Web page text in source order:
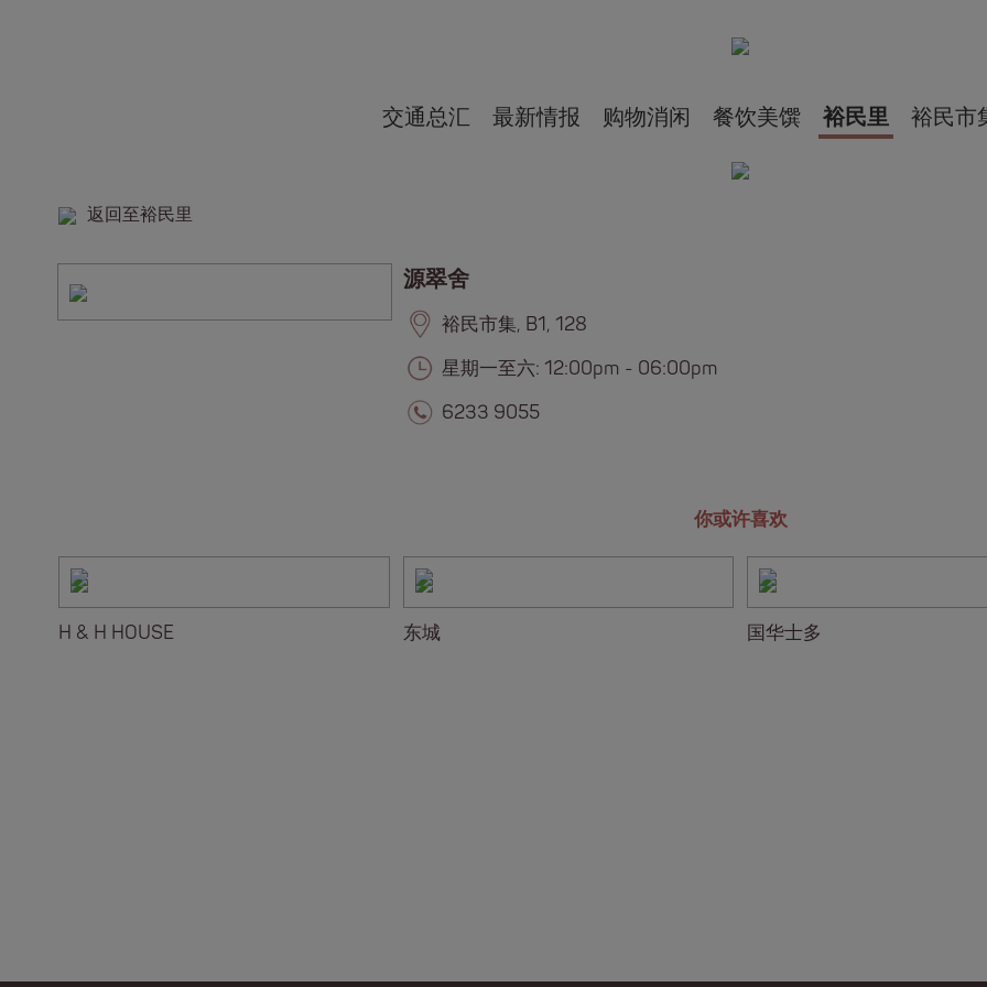
交通总汇 最新情报 购物消闲 餐饮美馔 裕民里 裕民市
返回至裕民里
源翠舍
裕民市集, B1, 128
星期一至六: 12:00pm - 06:00pm
6233 9055
你或许喜欢
H & H HOUSE 东城 国华士多